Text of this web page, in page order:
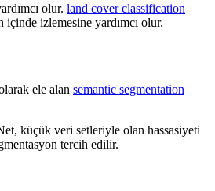
olur. land cover classification
izlemesine yardımcı olur.
ele alan semantic segmentation
küçük veri setleriyle olan hassasiyeti
tercih edilir.